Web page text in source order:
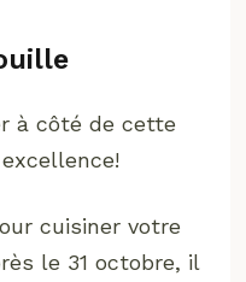
à côté de cette
cuisiner votre
le 31 octobre, il